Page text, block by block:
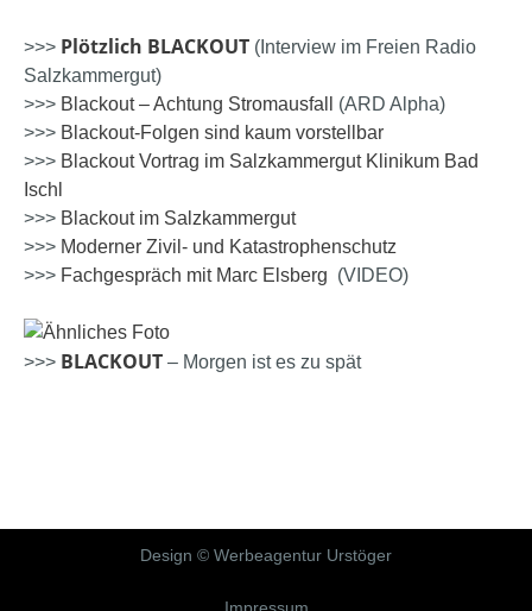
>>> Plötzlich BLACKOUT (Interview im Freien Radio
Salzkammergut)
>>> Blackout – Achtung Stromausfall
(ARD Alpha)
>>> Blackout-Folgen sind kaum vorstellbar
>>> Blackout Vortrag im Salzkammergut Klinikum Bad
Ischl
>>> Blackout im Salzkammergut
>>> Moderner Zivil- und Katastrophenschutz
>>> Fachgespräch mit Marc Elsberg (VIDEO)
>>> BLACKOUT – Morgen ist es zu spät
Design © Werbeagentur Urstöger